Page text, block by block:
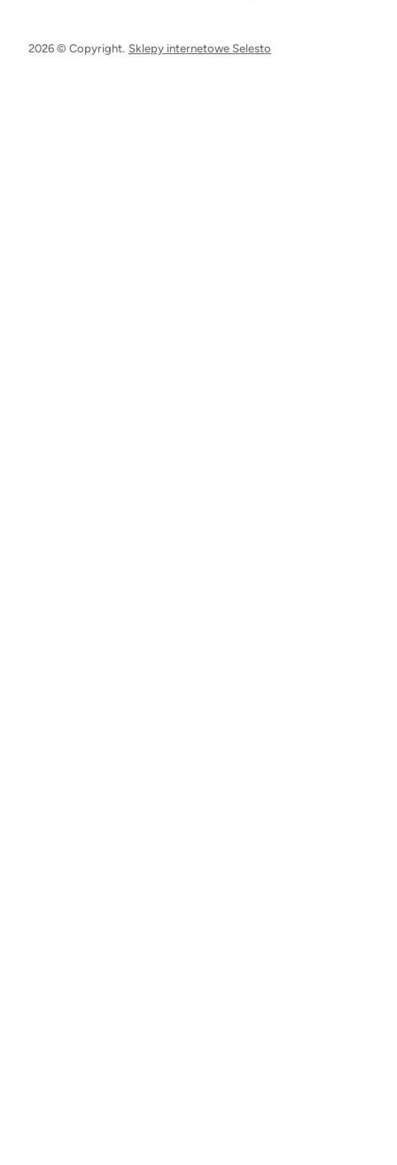
2026 © Copyright. Sklepy internetowe Selesto